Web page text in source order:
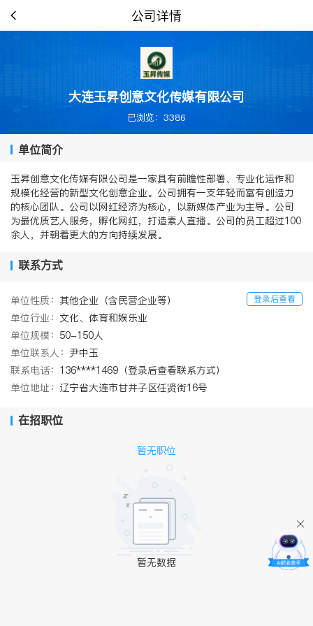
公司详情
大连玉昇创意文化传媒有限公司
已浏览：3386
单位简介
玉昇创意文化传媒有限公司是一家具有前瞻性部署、专业化运作和
规模化经营的新型文化创意企业。公司拥有一支年轻而富有创造力
的核心团队。公司以网红经济为核心，以新媒体产业为主导。公司
为最优质艺人服务，孵化网红，打造素人直播。公司的员工超过100
余人，并朝着更大的方向持续发展。
联系方式
登录后查看
单位性质： 其他企业（含民营企业等）
单位行业： 文化、体育和娱乐业
单位规模： 50-150人
单位联系人： 尹中玉
联系电话： 136****1469（登录后查看联系方式）
单位地址： 辽宁省大连市甘井子区任贤街16号
在招职位
暂无职位
暂无数据